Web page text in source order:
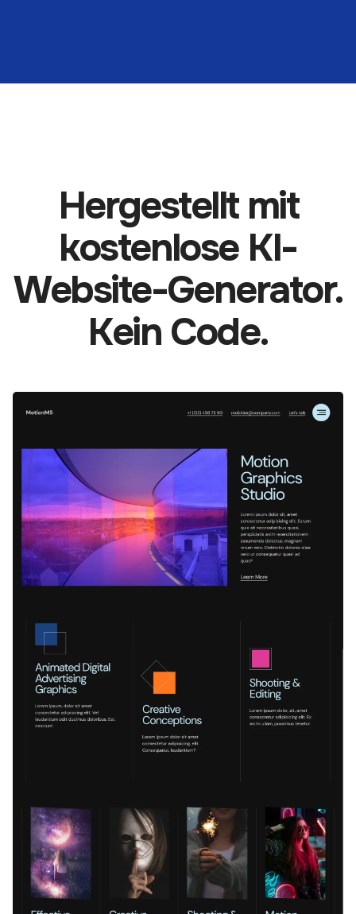
Hergestellt mit
kostenlose KI-
Website-Generator.
Kein Code.